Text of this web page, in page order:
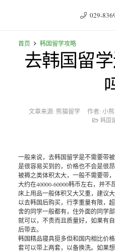
029-
首页 韩国留学攻略
去韩国留
文章来源: 熊猫留学 作者:小熊
韩国
一般来说，去韩国留学是不需要带
是很容易买到的，价格也不会是很
被褥之类体积太大，一般不需要带
大约在40000-60000韩币左右，并不
床上用品一般体积又大又重，建议
以去韩国后购买，行李重量有限，
舍的同学一般都有，住外面的同学
就可以，不贵而且质量好，如果有
后带去。
韩国精品寝具挺多但和国内相比价
套可以带上两套，以备换洗。如果